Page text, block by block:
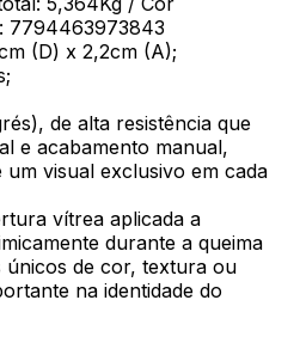
7794463973843
(D) x 2,2cm (A);
de alta resistência que
e acabamento manual,
visual exclusivo em cada
vítrea aplicada a
durante a queima
de cor, textura ou
na identidade do